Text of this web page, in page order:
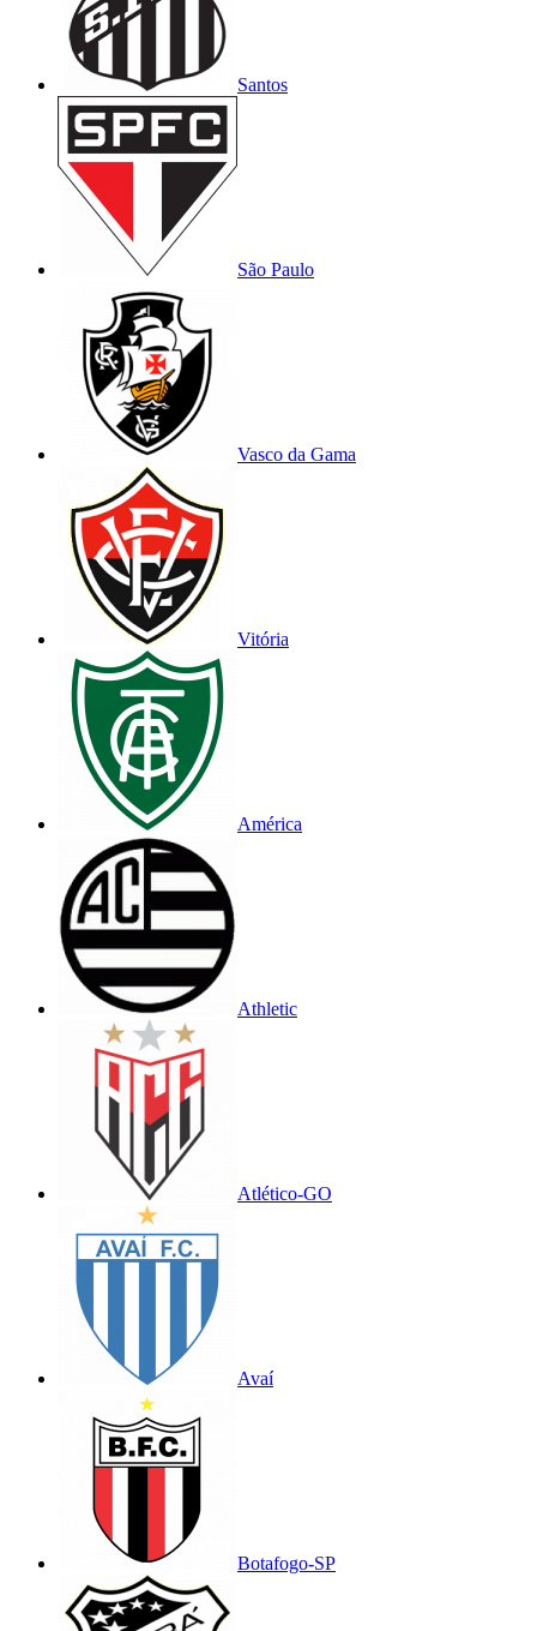
Santos
São Paulo
Vasco da Gama
Vitória
América
Athletic
Atlético-GO
Avaí
Botafogo-SP